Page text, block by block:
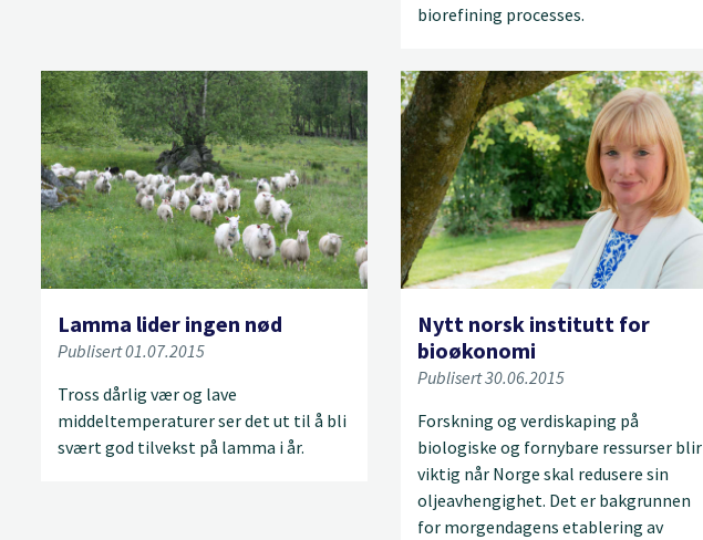
biorefining processes.
Lamma lider ingen nød
Publisert 01.07.2015
Tross dårlig vær og lave
middeltemperaturer ser det ut til å bli
svært god tilvekst på lamma i år.
Nytt norsk institutt for
bioøkonomi
Publisert 30.06.2015
Forskning og verdiskaping på
biologiske og fornybare ressurser blir
viktig når Norge skal redusere sin
oljeavhengighet. Det er bakgrunnen
for morgendagens etablering av